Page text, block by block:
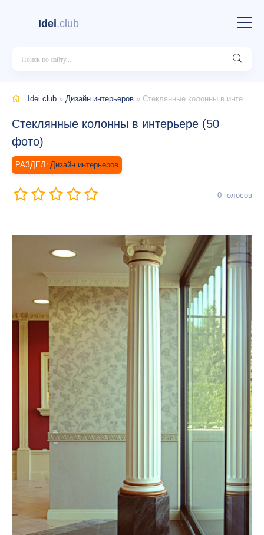
Idei.club
Idei.club » Дизайн интерьеров » Стеклянные колонны в интерьере (50 фото)
Стеклянные колонны в интерьере (50
фото)
Дизайн интерьеров
0 голосов